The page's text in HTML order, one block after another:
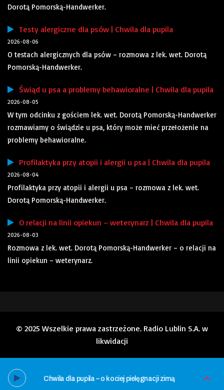
Dorotą Pomorską-Handwerker.
Testy alergiczne dla psów | Chwila dla pupila
2026-08-06
O testach alergicznych dla psów – rozmowa z lek. wet. Dorotą
Pomorską-Handwerker.
Świąd u psa a problemy behawioralne | Chwila dla pupila
2026-08-05
W tym odcinku z gościem lek. wet. Dorotą Pomorską-Handwerker
rozmawiamy o świądzie u psa, który może mieć przełożenie na
problemy behawioralne.
Profilaktyka przy atopii i alergii u psa | Chwila dla pupila
2026-08-04
Profilaktyka przy atopii i alergii u psa – rozmowa z lek. wet.
Dorotą Pomorską-Handwerker.
O relacji na linii opiekun – weterynarz | Chwila dla pupila
2026-08-03
Rozmowa z lek. wet. Dorotą Pomorską-Handwerker – o relacji na
linii opiekun – weterynarz.
© 2025 Wszelkie prawa zastrzeżone. Radio Lublin S.A. w
likwidacji
Chwila dla pupila – o kociej pielęgnacji zimą